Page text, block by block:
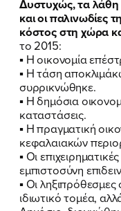
ΠΟΙΑ
Δυστυχώς, τα λάθη
και οι παλινωδίες
κόστος στη χώρα
το 2015:
▪ Η οικονομία
▪ Η τάση
συρρικνώθηκε.
▪ Η δημόσια
καταστάσεις.
▪ Η πραγματική
κεφαλαιακών
▪ Οι
εμπιστοσύνη
▪ Οι
ιδιωτικό τομέα,